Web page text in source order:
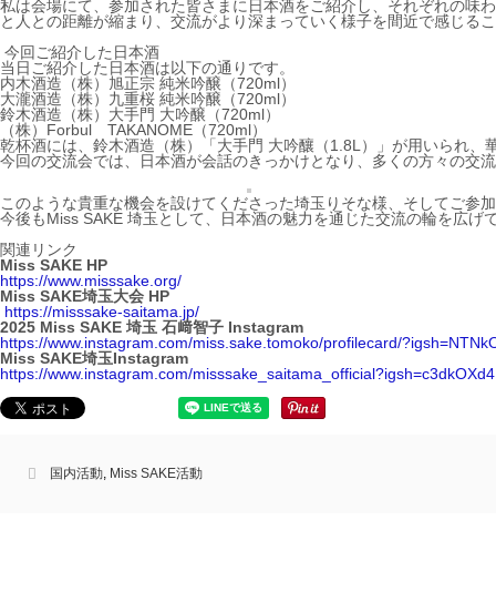
私は会場にて、参加された皆さまに日本酒をご紹介し、それぞれの味
と人との距離が縮まり、交流がより深まっていく様子を間近で感じる
今回ご紹介した日本酒
当日ご紹介した日本酒は以下の通りです。
内木酒造（株）旭正宗 純米吟醸（720ml）
大瀧酒造（株）九重桜 純米吟醸（720ml）
鈴木酒造（株）大手門 大吟醸（720ml）
（株）Forbul TAKANOME（720ml）
乾杯酒には、鈴木酒造（株）「大手門 大吟釀（1.8L）」が用いられ
今回の交流会では、日本酒が会話のきっかけとなり、多くの方々の交
このような貴重な機会を設けてくださった埼玉りそな様、そしてご参
今後もMiss SAKE 埼玉として、日本酒の魅力を通じた交流の輪を広げ
関連リンク
Miss SAKE HP
https://www.misssake.org/
Miss SAKE埼玉大会 HP
https://misssake-saitama.jp/
2025 Miss SAKE 埼玉 石﨑智子 Instagram
https://www.instagram.com/miss.sake.tomoko/profilecard/
Miss SAKE埼玉Instagram
https://www.instagram.com/
国内活動, Miss SAKE活動